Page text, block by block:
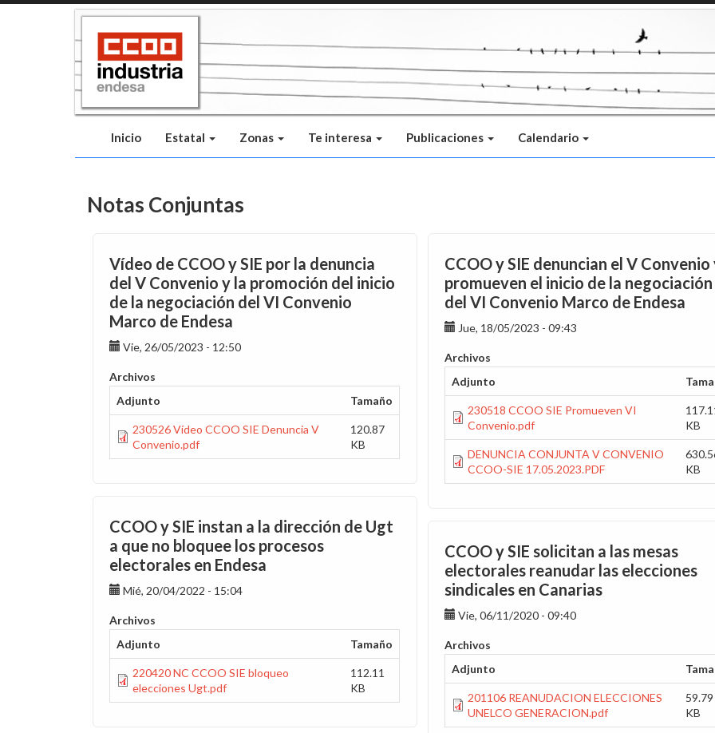
Inicio Estatal Zonas Te interesa Publicaciones Calendario
Notas Conjuntas
Vídeo de CCOO y SIE por la denuncia
del V Convenio y la promoción del inicio
de la negociación del VI Convenio
Marco de Endesa
Vie, 26/05/2023 - 12:50
Archivos
Adjunto
Tamaño
230526 Vídeo CCOO SIE Denuncia V
Convenio.pdf
120.87
KB
CCOO y SIE denuncian el V Convenio
promueven el inicio de la negociación
del VI Convenio Marco de Endesa
Jue, 18/05/2023 - 09:43
Archivos
Adjunto
230518 CCOO SIE Promueven VI
Convenio.pdf
KB
DENUNCIA CONJUNTA V CONVENIO
CCOO-SIE 17.05.2023.PDF
KB
CCOO y SIE instan a la dirección de Ugt
a que no bloquee los procesos
electorales en Endesa
Mié, 20/04/2022 - 15:04
Archivos
Adjunto
Tamaño
220420 NC CCOO SIE bloqueo
elecciones Ugt.pdf
112.11
KB
CCOO y SIE solicitan a las mesas
electorales reanudar las elecciones
sindicales en Canarias
Vie, 06/11/2020 - 09:40
Archivos
Adjunto
201106 REANUDACION ELECCIONES
UNELCO GENERACION.pdf
59.79
KB